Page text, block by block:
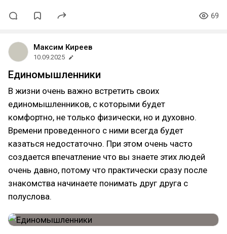
69
Максим Киреев
10.09.2025
Единомышленники
В жизни очень важно встретить своих
единомышленников, с которыми будет
комфортно, не только физически, но и духовно.
Времени проведенного с ними всегда будет
казаться недостаточно. При этом очень часто
создается впечатление что вы знаете этих людей
очень давно, потому что практически сразу после
знакомства начинаете понимать друг друга с
полуслова.